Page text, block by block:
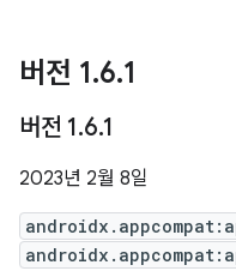
버전 1.6.1
버전 1.6.1
2023년 2월 8일